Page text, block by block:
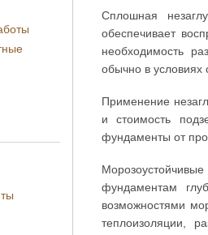
Сплошная
обеспечивает
необходимость
обычно в условиях
Применение
и стоимость
фундаменты от
фундаментам
возможностями
теплоизоляции,